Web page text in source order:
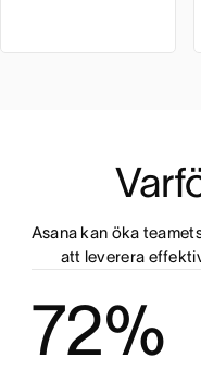
Asana kan öka
att leverera
72%